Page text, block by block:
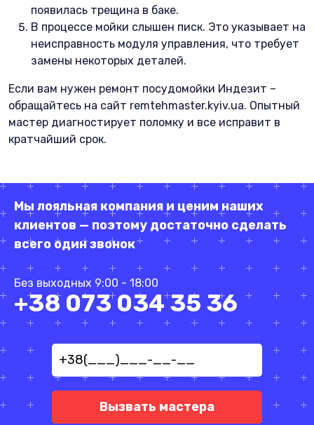
появилась трещина в баке.
В процессе мойки слышен писк. Это указывает на
неисправность модуля управления, что требует
замены некоторых деталей.
Если вам нужен ремонт посудомойки Индезит –
обращайтесь на сайт remtehmaster.kyiv.ua. Опытный
мастер диагностирует поломку и все исправит в
кратчайший срок.
Мы лояльная компания и ценим наших
клиентов — поэтому достаточно сделать
всего один звонок
Без выходных 9:00 - 18:00
+38 073 034 35 36
Вызвать мастера